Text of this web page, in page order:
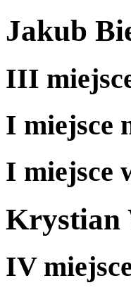
Jakub
III
I miejsce
I miejsce
Krystian
IV